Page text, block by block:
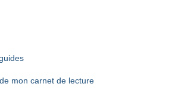
mon carnet de lecture